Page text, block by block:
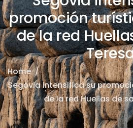
promoción
de la red
Home/
Segovia intensifica su
de la red Huellas de